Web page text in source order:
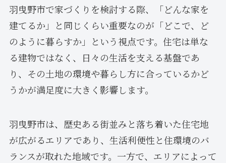
羽曳野市で家づくりを検討する際、「どんな家を
建てるか」と同じくらい重要なのが「どこで、ど
のように暮らすか」という視点です。住宅は単な
る建物ではなく、日々の生活を支える基盤であ
り、その土地の環境や暮らし方に合っているかど
うかが満足度に大きく影響します。
羽曳野市は、歴史ある街並みと落ち着いた住宅地
が広がるエリアであり、生活利便性と住環境のバ
ランスが取れた地域です。一方で、エリアによって